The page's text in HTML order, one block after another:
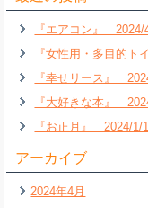
『エアコン』 2024/
『女性用・多目的
『幸せリース』
『大好きな本』
『お正月』 2024/1/1
アーカイブ
2024年4月